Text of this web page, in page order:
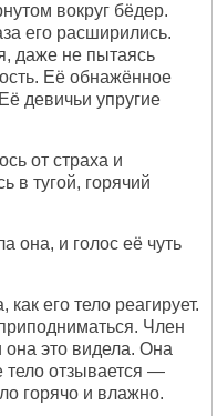
вокруг бёдер.
его расширились.
даже не пытаясь
Её обнажённое
девичьи упругие
от страха и
в тугой, горячий
она, и голос её чуть
его тело реагирует.
Член
она это видела. Она
тело отзывается —
горячо и влажно.